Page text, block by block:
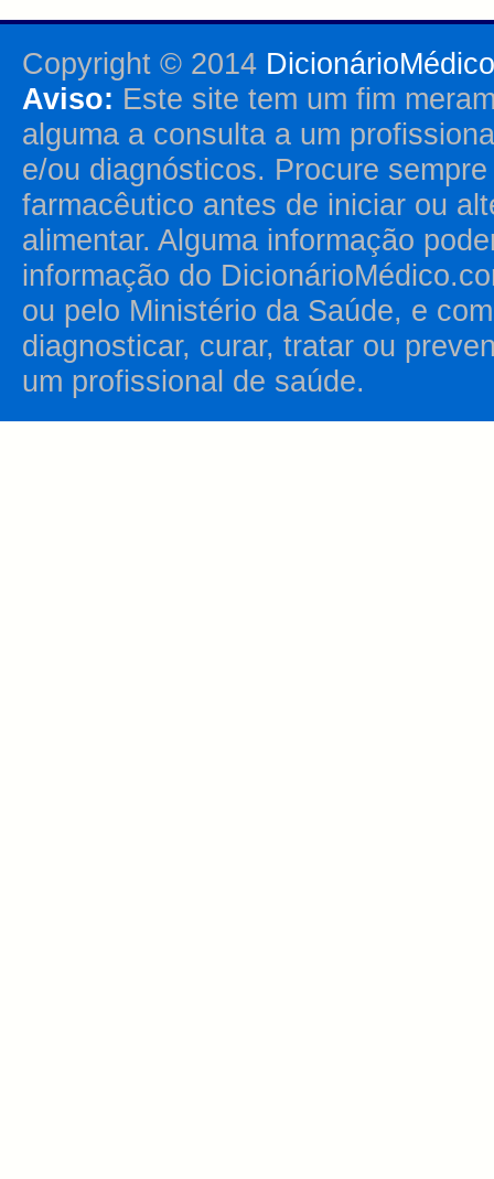
Copyright © 2014
Aviso: Este site tem um fim
alguma a consulta a um
e/ou diagnósticos. Procure
farmacêutico antes de iniciar ou
alimentar. Alguma informação
informação do
ou pelo Ministério da Saúde, e
diagnosticar, curar, tratar ou
um profissional de saúde.